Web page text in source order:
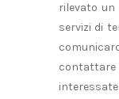
rilevato
servizi di